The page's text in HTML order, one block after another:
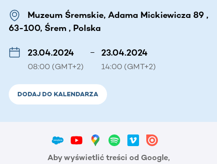
Muzeum Śremskie, Adama Mickiewicza 89 ,
63-100, Śrem , Polska
23.04.2024
08:00 (GMT+2)
– 23.04.2024
14:00 (GMT+2)
DODAJ DO KALENDARZA
Aby wyświetlić treści od Google,